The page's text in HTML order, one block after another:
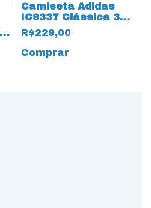
Camiseta Adidas
IC9337 Clássica 3
Listras em Algodão
R$229,00
Comprar